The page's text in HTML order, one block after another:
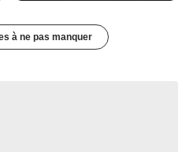
à ne pas manquer